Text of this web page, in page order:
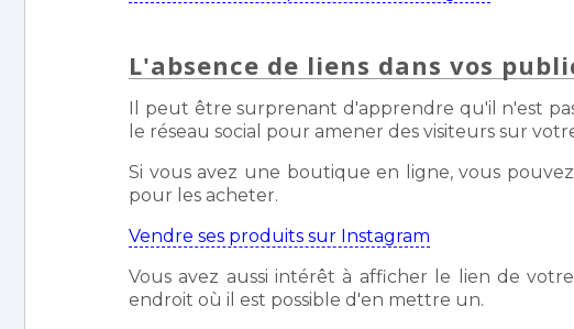
L'absence de liens dans vos
Il peut être surprenant d'apprendre qu'il n'est
le réseau social pour amener des visiteurs sur
Si vous avez une boutique en ligne, vous
pour les acheter.
Vendre ses produits sur Instagram
Vous avez aussi intérêt à afficher le lien de
endroit où il est possible d'en mettre un.